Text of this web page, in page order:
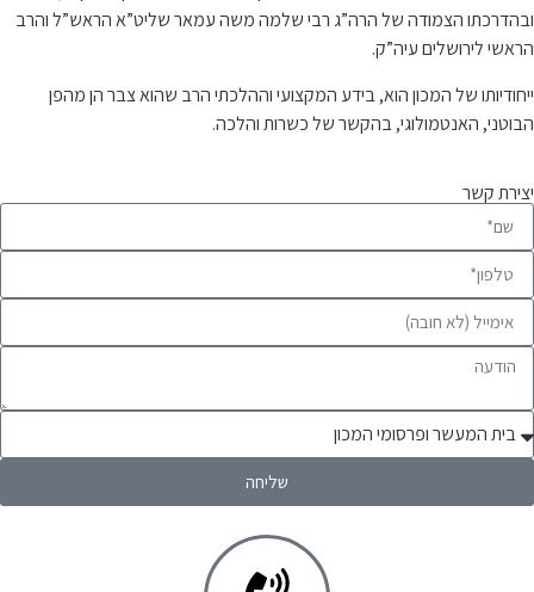
ובהדרכתו הצמודה של הרה”ג רבי שלמה משה עמאר שליט”א הראש”ל והרב
הראשי לירושלים עיה”ק.
ייחודיותו של המכון הוא, בידע המקצועי וההלכתי הרב שהוא צבר הן מהפן
הבוטני, האנטמולוגי, בהקשר של כשרות והלכה.
יצירת קשר
שליחה